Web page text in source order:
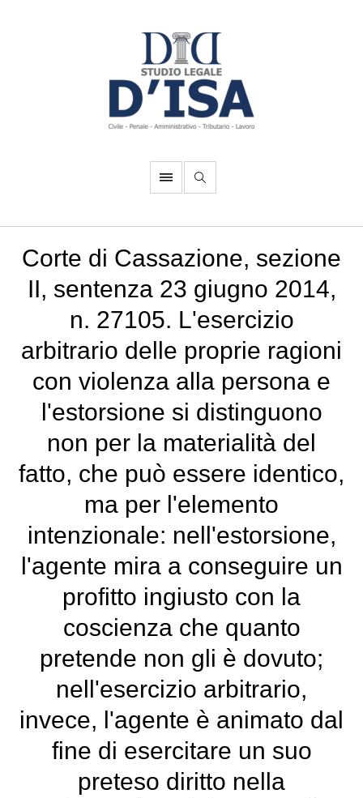
Corte di Cassazione, sezione
II, sentenza 23 giugno 2014,
n. 27105. L'esercizio
arbitrario delle proprie ragioni
con violenza alla persona e
l'estorsione si distinguono
non per la materialità del
fatto, che può essere identico,
ma per l'elemento
intenzionale: nell'estorsione,
l'agente mira a conseguire un
profitto ingiusto con la
coscienza che quanto
pretende non gli è dovuto;
nell'esercizio arbitrario,
invece, l'agente è animato dal
fine di esercitare un suo
preteso diritto nella